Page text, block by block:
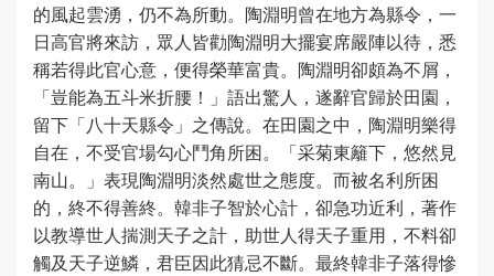
的風起雲湧，仍不為所動。陶淵明曾在地方為縣令，一
日高官將來訪，眾人皆勸陶淵明大擺宴席嚴陣以待，悉
稱若得此官心意，便得榮華富貴。陶淵明卻頗為不屑，
「豈能為五斗米折腰！」語出驚人，遂辭官歸於田園，
留下「八十天縣令」之傳說。在田園之中，陶淵明樂得
自在，不受官場勾心鬥角所困。「采菊東籬下，悠然見
南山。」表現陶淵明淡然處世之態度。而被名利所困
的，終不得善終。韓非子智於心計，卻急功近利，著作
以教導世人揣測天子之計，助世人得天子重用，不料卻
觸及天子逆鱗，君臣因此猜忌不斷。最終韓非子落得慘